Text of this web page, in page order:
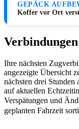
GEPÄCK
Koffer vor Ort
Ihre nächsten
angezeigte Übersicht
nächsten drei Stunden
auf aktuellen
Verspätungen und
geplanten Fahrzeit